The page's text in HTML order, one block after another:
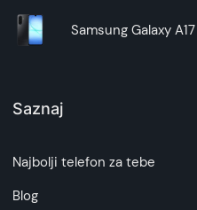
Samsung Galaxy
Saznaj
Najbolji telefon za tebe
Blog